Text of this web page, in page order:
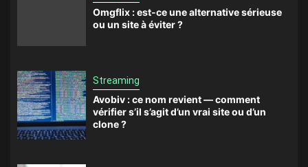
Omgflix : est-ce une alternative sérieuse
ou un site à éviter ?
Streaming
Avobiv : ce nom revient — comment
vérifier s’il s’agit d’un vrai site ou d’un
clone ?